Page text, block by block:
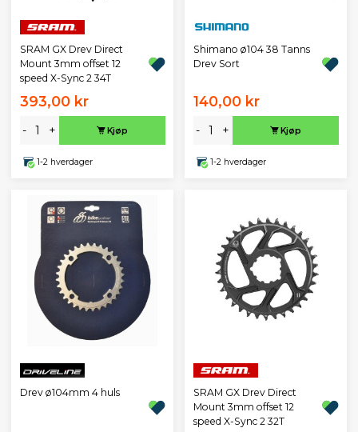
SRAM GX Drev Direct
Mount 3mm offset 12
speed X-Sync 2 34T
393,00 kr
- + Kjøp
1-2 hverdager
Shimano ø104 38 Tanns
Drev Sort
140,00 kr
- + Kjøp
1-2 hverdager
Drev ø104mm 4 huls
SRAM GX Drev Direct
Mount 3mm offset 12
speed X-Sync 2 32T